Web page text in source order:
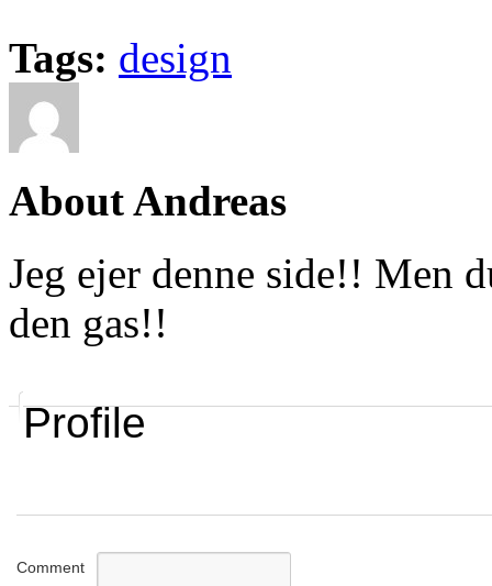
Tags: design
About Andreas
Jeg ejer denne side!! Men
den gas!!
Profile
Comment